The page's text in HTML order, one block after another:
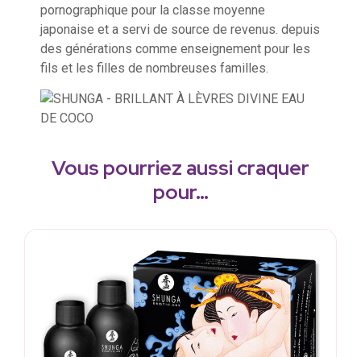
pornographique pour la classe moyenne
japonaise et a servi de source de revenus. depuis
des générations comme enseignement pour les
fils et les filles de nombreuses familles.
Vous pourriez aussi craquer
pour…